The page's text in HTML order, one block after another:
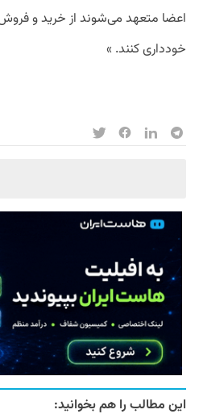
اعضا متعهد می‌شوند از خرید و
خودداری کنند. »
این مطالب را هم بخوانید: